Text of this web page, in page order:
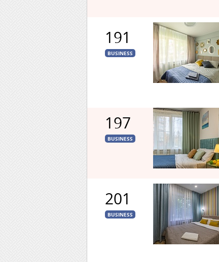
191
BUSINESS
197
BUSINESS
201
BUSINESS